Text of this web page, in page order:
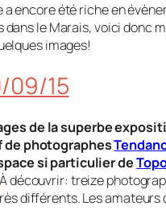
encore été riche en
dans le Marais, voici donc
images!
09/15
de la superbe
photographes
si particulier de
À découvrir: treize
différents. Les amateurs